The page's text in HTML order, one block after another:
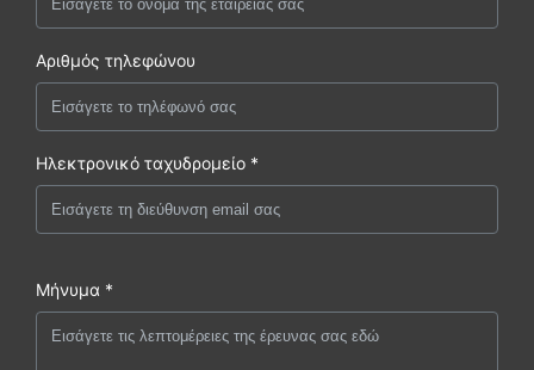
Αριθμός τηλεφώνου
Ηλεκτρονικό ταχυδρομείο *
Μήνυμα *